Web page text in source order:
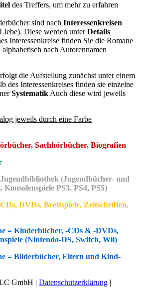
des Treffers, um mehr zu erfahren
sind nach Interessenkreisen
Diese werden unterDetails
Interessenkreise finden Sie die Romane
nach Autorennamen
die Aufstellung zunächst unter einem
des Interessenkreises finden sie einzelne
Systematik Auch diese wird jeweils
jeweils durch eine Farbe
Sachhörbücher, Biografien
(Jugendbücher- und
Konsolenspiele PS3, PS4, PS5)
DVDs, Brettspiele, Zeitschriften,
= Kinderbücher, -CDs & -DVDs,
(Nintendo-DS, Switch, Wii)
= Bilderbücher, Eltern und Kind-
GmbH | Datenschutzerklärung |